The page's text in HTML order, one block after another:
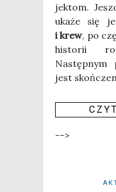
jek­tom.
uka­że się
i krew, po
histo­rii
Następ­nym
jest
-->